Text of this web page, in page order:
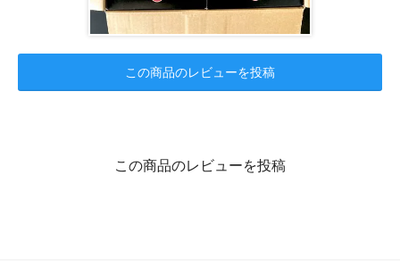
この商品のレビューを投稿
この商品のレビューを投稿